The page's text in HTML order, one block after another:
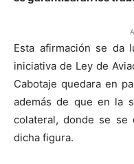
Esta afirmación se da
iniciativa de Ley de
Cabotaje quedara en
además de que en la
colateral, donde se se
dicha figura.